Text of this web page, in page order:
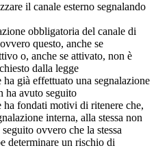
il canale esterno segnalando
obbligatoria del canale di
questo, anche se
o, anche se attivato, non è
dalla legge
ha già effettuato una segnalazione
ha avuto seguito
ha fondati motivi di ritenere che,
interna, alla stessa non
ovvero che la stessa
determinare un rischio di